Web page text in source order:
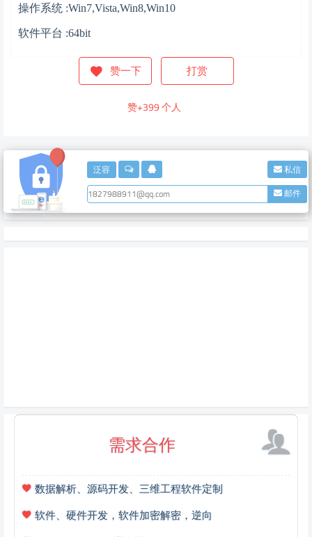
操作系统 :Win7,Vista,Win8,Win10
软件平台 :64bit
赞一下 打赏
赞+399个人
泛容
私信
1827988911@qq.com
邮件
需求合作
数据解析、源码开发、三维工程软件定制
软件、硬件开发，软件加密解密，逆向